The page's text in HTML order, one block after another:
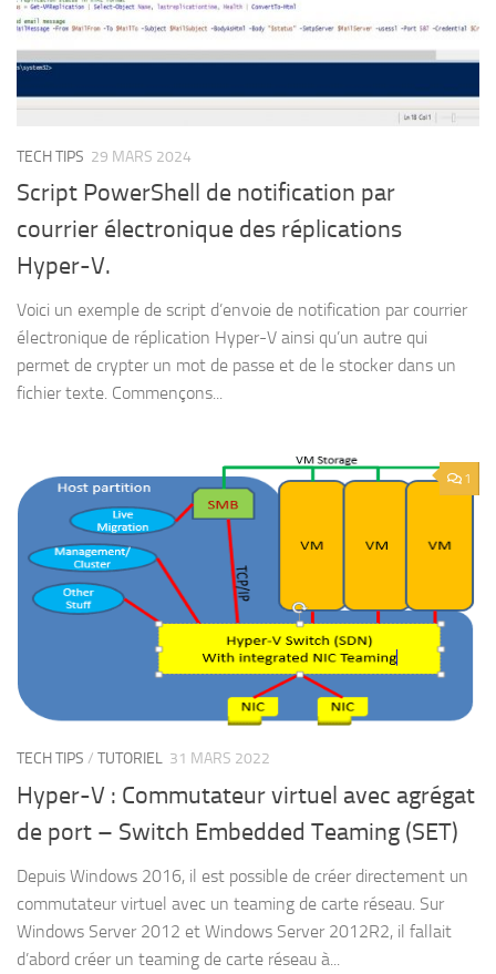
TECH TIPS 29 MARS 2024
Script PowerShell de notification par
courrier électronique des réplications
Hyper-V.
Voici un exemple de script d’envoie de notification par courrier
électronique de réplication Hyper-V ainsi qu’un autre qui
permet de crypter un mot de passe et de le stocker dans un
fichier texte. Commençons...
1
TECH TIPS / TUTORIEL 31 MARS 2022
Hyper-V : Commutateur virtuel avec agrégat
de port – Switch Embedded Teaming (SET)
Depuis Windows 2016, il est possible de créer directement un
commutateur virtuel avec un teaming de carte réseau. Sur
Windows Server 2012 et Windows Server 2012R2, il fallait
d’abord créer un teaming de carte réseau à...